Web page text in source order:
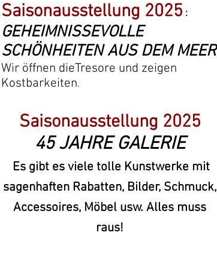
Saisonausstellung 2025 :
GEHEIMNISSEVOLLE
SCHÖNHEITEN AUS DEM MEER
Wir öffnen dieTresore und zeigen
Kostbarkeiten.
Saisonausstellung 2025
45JAHRE GALERIE
Es gibt es viele tolle Kunstwerke mit
sagenhaften Rabatten, Bilder, Schmuck,
Accessoires, Möbel usw. Alles muss
raus!